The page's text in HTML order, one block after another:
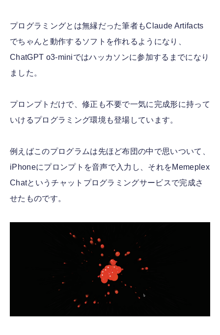
プログラミングとは無縁だった筆者もClaude Artifacts
でちゃんと動作するソフトを作れるようになり、
ChatGPT o3-miniではハッカソンに参加するまでになり
ました。
プロンプトだけで、修正も不要で一気に完成形に持って
いけるプログラミング環境も登場しています。
例えばこのプログラムは先ほど布団の中で思いついて、
iPhoneにプロンプトを音声で入力し、それをMemeplex
Chatというチャットプログラミングサービスで完成さ
せたものです。